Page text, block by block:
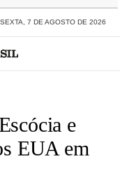
SEXTA, 7 DE AGOSTO DE 2026
e
EUA em